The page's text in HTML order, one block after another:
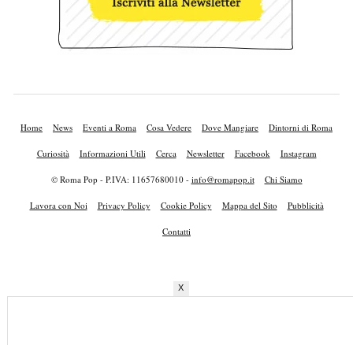
Home News Eventi a Roma Cosa Vedere Dove Mangiare Dintorni di Roma
Curiosità Informazioni Utili Cerca Newsletter Facebook Instagram
© Roma Pop - P.IVA: 11657680010 - info@romapop.it Chi Siamo
Lavora con Noi Privacy Policy Cookie Policy Mappa del Sito Pubblicità
Contatti
X